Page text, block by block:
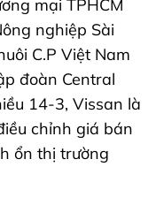
mại TPHCM
nghiệp Sài
C.P Việt Nam
đoàn Central
14-3, Vissan là
chỉnh giá bán
ổn thị trường